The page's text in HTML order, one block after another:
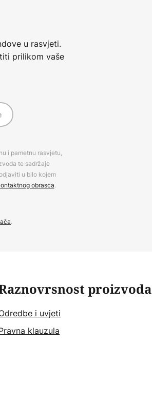
u rasvjeti.
prilikom vaše
i pametnu rasvjetu,
te sadržaje
u bilo kojem
obrasca.
.
proizvoda
i uvjeti
klauzula